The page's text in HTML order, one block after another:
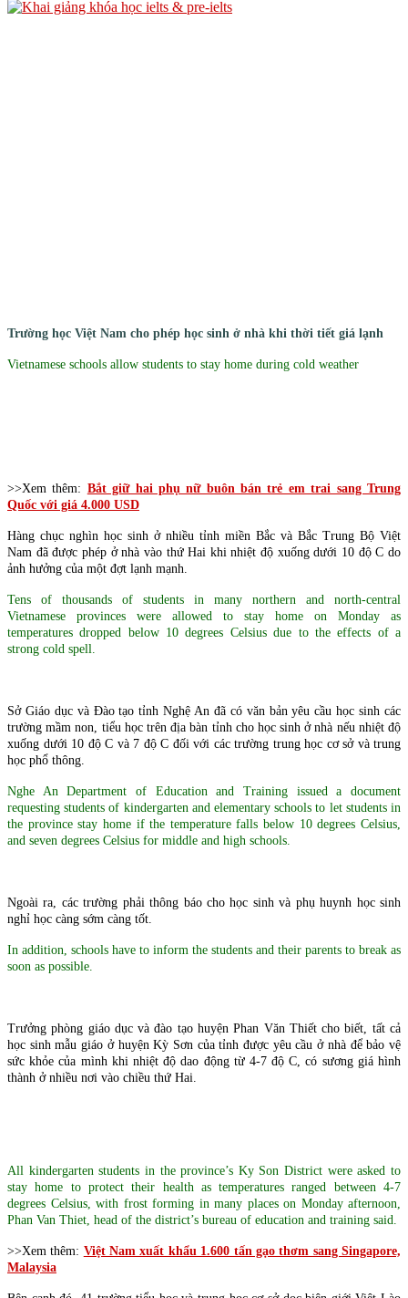
Trường học Việt Nam cho phép học sinh ở nhà khi thời tiết giá lạnh
Vietnamese schools allow students to stay home during cold weather
>>Xem thêm: Bắt giữ hai phụ nữ buôn bán trẻ em trai sang Trung
Quốc với giá 4.000 USD
Hàng chục nghìn học sinh ở nhiều tỉnh miền Bắc và Bắc Trung Bộ Việt
Nam đã được phép ở nhà vào thứ Hai khi nhiệt độ xuống dưới 10 độ C do
ảnh hưởng của một đợt lạnh mạnh.
Tens of thousands of students in many northern and north-central
Vietnamese provinces were allowed to stay home on Monday as
temperatures dropped below 10 degrees Celsius due to the effects of a
strong cold spell.
Sở Giáo dục và Đào tạo tỉnh Nghệ An đã có văn bản yêu cầu học sinh các
trường mầm non, tiểu học trên địa bàn tỉnh cho học sinh ở nhà nếu nhiệt độ
xuống dưới 10 độ C và 7 độ C đối với các trường trung học cơ sở và trung
học phổ thông.
Nghe An Department of Education and Training issued a document
requesting students of kindergarten and elementary schools to let students in
the province stay home if the temperature falls below 10 degrees Celsius,
and seven degrees Celsius for middle and high schools.
Ngoài ra, các trường phải thông báo cho học sinh và phụ huynh học sinh
nghỉ học càng sớm càng tốt.
In addition, schools have to inform the students and their parents to break as
soon as possible.
Trưởng phòng giáo dục và đào tạo huyện Phan Văn Thiết cho biết, tất cả
học sinh mẫu giáo ở huyện Kỳ Sơn của tỉnh được yêu cầu ở nhà để bảo vệ
sức khỏe của mình khi nhiệt độ dao động từ 4-7 độ C, có sương giá hình
thành ở nhiều nơi vào chiều thứ Hai.
All kindergarten students in the province’s Ky Son District were asked to
stay home to protect their health as temperatures ranged between 4-7
degrees Celsius, with frost forming in many places on Monday afternoon,
Phan Van Thiet, head of the district’s bureau of education and training said.
>>Xem thêm: Việt Nam xuất khẩu 1.600 tấn gạo thơm sang Singapore,
Malaysia